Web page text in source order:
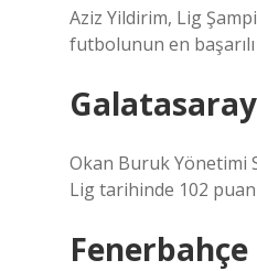
Aziz Yildirim, Lig
futbolunun en
Okan Buruk Yönetimi
Lig tarihinde 102